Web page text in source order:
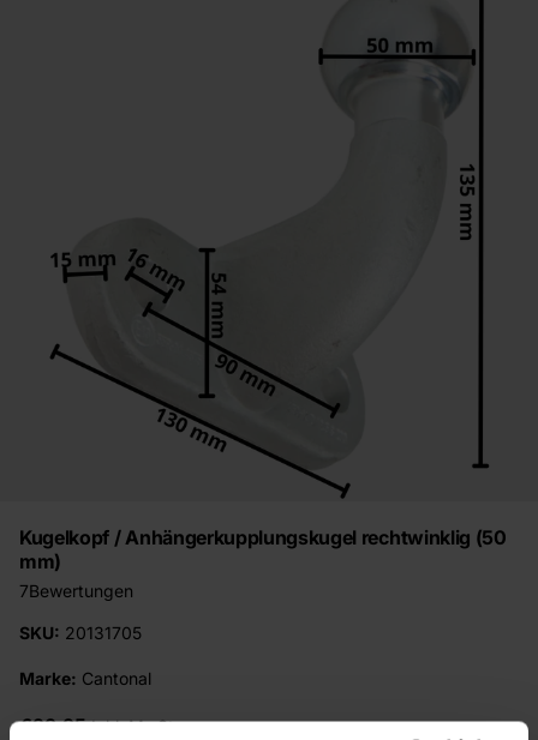
Kugelkopf / Anhängerkupplungskugel rechtwinklig (50
mm)
7Bewertungen
SKU: 20131705
Marke: Cantonal
€23,95 Inkl. MwSt